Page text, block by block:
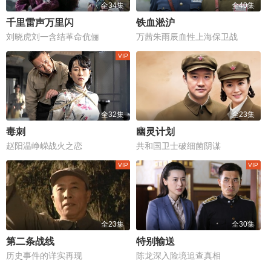
全34集
千里雷声万里闪
刘晓虎刘一含结革命伉俪
全40集
铁血淞沪
万茜朱雨辰血性上海保卫战
全32集
毒刺
赵阳温峥嵘战火之恋
全23集
幽灵计划
共和国卫士破细菌阴谋
全23集
第二条战线
历史事件的详实再现
全30集
特别输送
陈龙深入险境追查真相